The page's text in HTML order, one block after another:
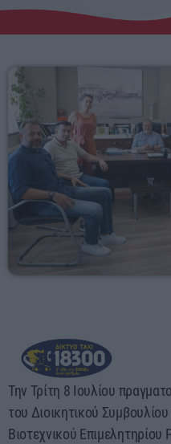
Τραγούδια της Θράκης
Επικοινωνία
Προσεχείς
ERKO
06:00 - 08:00
ΕΡΚΟ
10:00 - 00:00
Την Τρίτη 8 Ιουλίου
του Διοικητικού
Βιοτεχνικού